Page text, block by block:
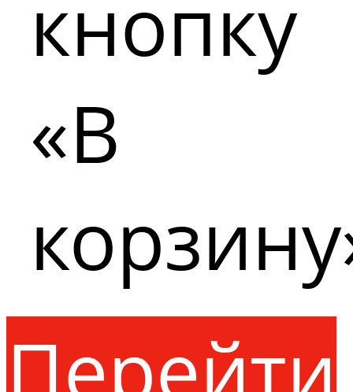
кнопку
«В
Перейти